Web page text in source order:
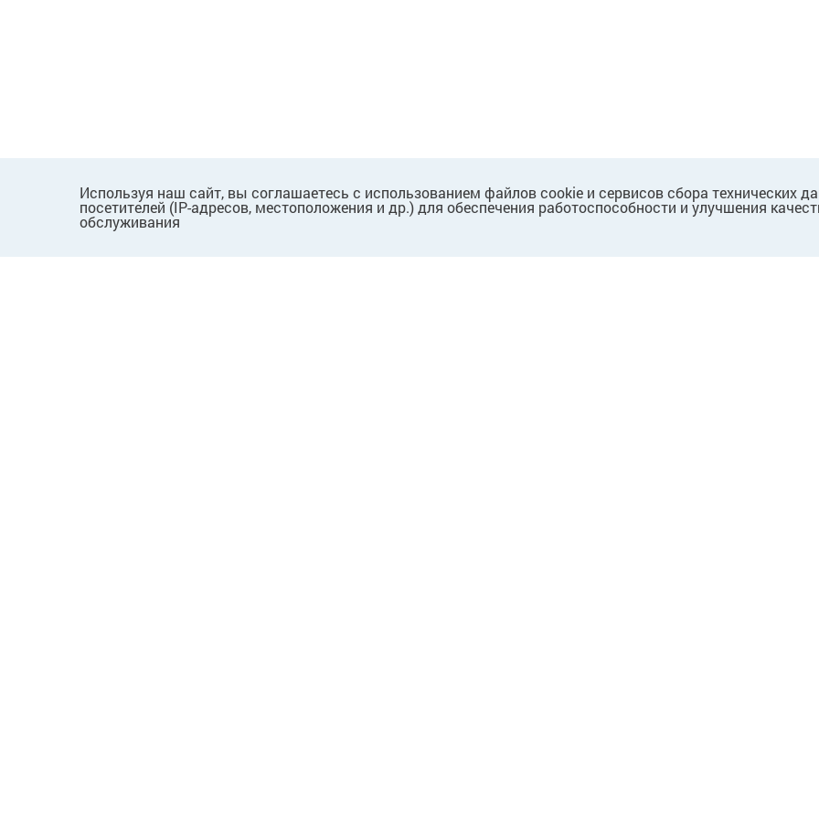
Используя наш сайт, вы соглашаетесь с использованием файлов cookie и сервисов сбора технических
посетителей (IP-адресов, местоположения и др.) для обеспечения работоспособности и улучшения
обслуживания